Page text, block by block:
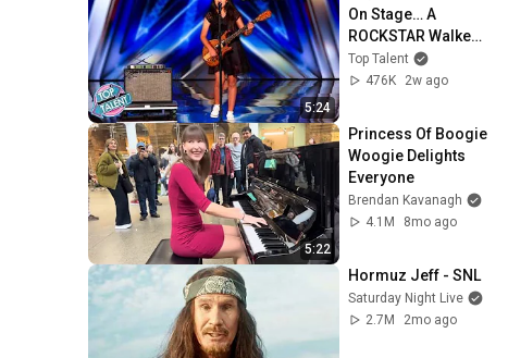
5:24
On Stage… A
ROCKSTAR Walked
Off!
Top Talent
476K
2w ago
5:22
Princess Of Boogie
Woogie Delights
Everyone
Brendan Kavanagh
4.1M
8mo ago
Hormuz Jeff - SNL
Saturday Night Live
2.7M
2mo ago